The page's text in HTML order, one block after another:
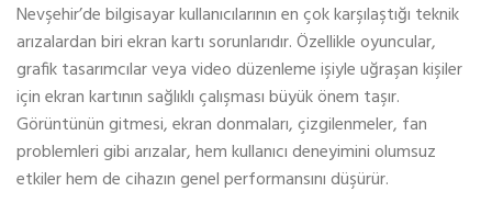
Nevşehir’de bilgisayar kullanıcılarının en çok karşılaştığı teknik
arızalardan biri ekran kartı sorunlarıdır. Özellikle oyuncular,
grafik tasarımcılar veya video düzenleme işiyle uğraşan kişiler
için ekran kartının sağlıklı çalışması büyük önem taşır.
Görüntünün gitmesi, ekran donmaları, çizgilenmeler, fan
problemleri gibi arızalar, hem kullanıcı deneyimini olumsuz
etkiler hem de cihazın genel performansını düşürür.